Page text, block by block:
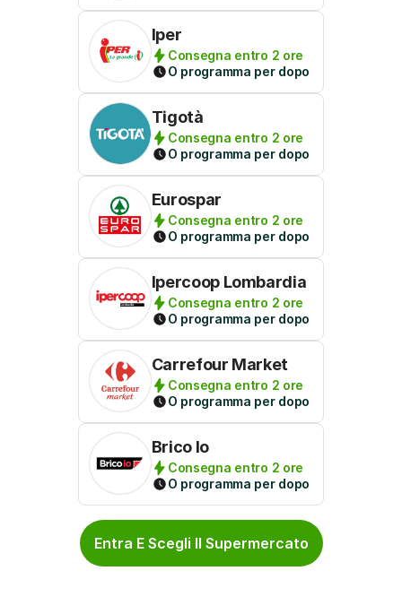
Iper
Consegna entro 2 ore
O programma per dopo
Tigotà
Consegna entro 2 ore
O programma per dopo
Eurospar
Consegna entro 2 ore
O programma per dopo
Ipercoop Lombardia
Consegna entro 2 ore
O programma per dopo
Carrefour Market
Consegna entro 2 ore
O programma per dopo
Brico Io
Consegna entro 2 ore
O programma per dopo
Entra E Scegli Il Supermercato